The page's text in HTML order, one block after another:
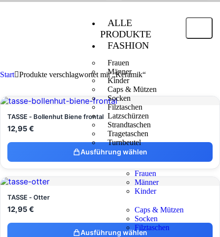
ALLE
PRODUKTE
FASHION
Frauen
Männer
Kinder
Caps & Mützen
Socken
Filztaschen
Latzschürzen
Strandtaschen
Tragetaschen
Turnbeutel
Frauen
Männer
Kinder
Caps & Mützen
Socken
Filztaschen
Start Produkte verschlagwortet mit „Keramik“
TASSE - Bollenhut Biene frontal
12,95 €
Ausführung wählen
TASSE - Otter
12,95 €
Ausführung wählen